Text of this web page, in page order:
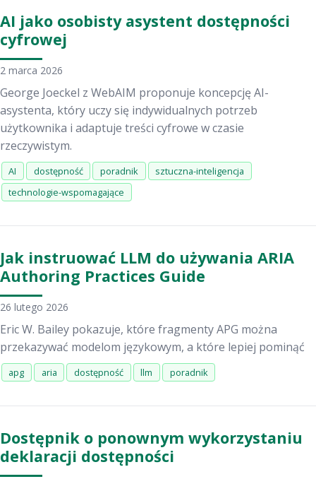
AI jako osobisty asystent dostępności
cyfrowej
2 marca 2026
George Joeckel z WebAIM proponuje koncepcję AI-
asystenta, który uczy się indywidualnych potrzeb
użytkownika i adaptuje treści cyfrowe w czasie
rzeczywistym.
AI dostępność poradnik
sztuczna-inteligencja
technologie-wspomagające
Jak instruować LLM do używania ARIA
Authoring Practices Guide
26 lutego 2026
Eric W. Bailey pokazuje, które fragmenty APG można
przekazywać modelom językowym, a które lepiej pominąć
apg aria dostępność llm poradnik
Dostępnik o ponownym wykorzystaniu
deklaracji dostępności